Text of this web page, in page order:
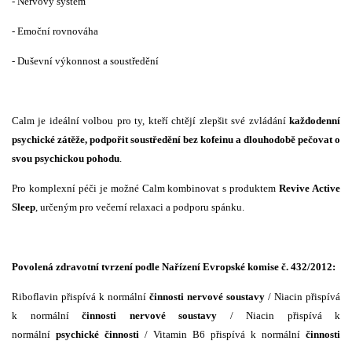
- Emoční rovnováha
- Duševní výkonnost a soustředění
Calm je ideální volbou pro ty, kteří chtějí zlepšit své zvládání každodenní
psychické zátěže, podpořit soustředění bez kofeinu a dlouhodobě pečovat o
svou psychickou pohodu
Pro komplexní péči je možné Calm kombinovat s produktemRevive Active
Sleep , určeným pro večerní relaxaci a podporu spánku.
Povolená zdravotní tvrzení podle Nařízení Evropské komise č. 432/2012:
Riboflavin přispívá k normální činnosti nervové soustavy / Niacin přispívá
k normální činnosti nervové soustavy / Niacin přispívá k
normální psychické činnosti / Vitamin B6 přispívá k normální činnosti